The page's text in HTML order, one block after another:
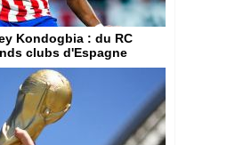
Kondogbia : du RC
clubs d'Espagne